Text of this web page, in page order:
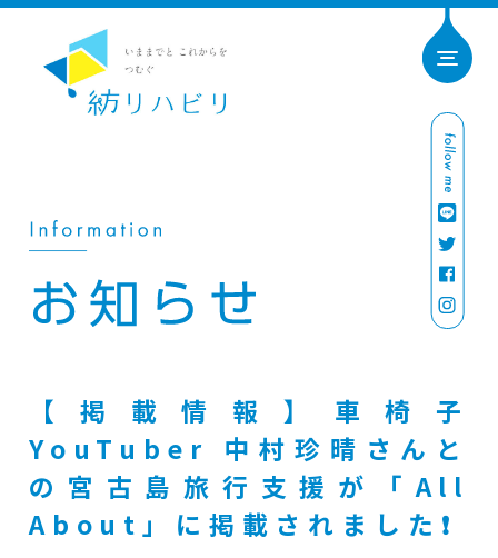
【掲載情報】車椅子
YouTuber 中村珍晴さんと
の宮古島旅行支援が「All
About」に掲載されました❗️